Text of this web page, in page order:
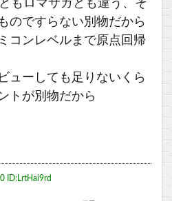
もロマサガとも違う、そ
のですらない別物だから
コンレベルまで原点回帰
ューしても足りないくら
トが別物だから
ID:LrtHai9rd